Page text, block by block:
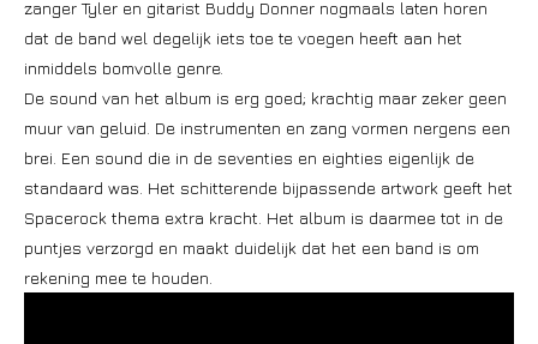
zanger Tyler en gitarist Buddy Donner nogmaals laten horen
dat de band wel degelijk iets toe te voegen heeft aan het
inmiddels bomvolle genre.
De sound van het album is erg goed; krachtig maar zeker geen
muur van geluid. De instrumenten en zang vormen nergens een
brei. Een sound die in de seventies en eighties eigenlijk de
standaard was. Het schitterende bijpassende artwork geeft het
Spacerock thema extra kracht. Het album is daarmee tot in de
puntjes verzorgd en maakt duidelijk dat het een band is om
rekening mee te houden.